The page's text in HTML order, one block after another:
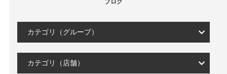
ブログ
カテゴリ（グループ）
カテゴリ（店舗）